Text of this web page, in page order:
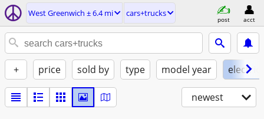
West Greenwich ± 6.4 mi cars+trucks
post acct
+ price sold by type model year electric
newest